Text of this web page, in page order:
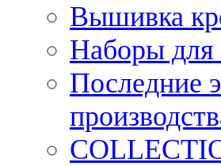
Вышивка
Наборы
Последние